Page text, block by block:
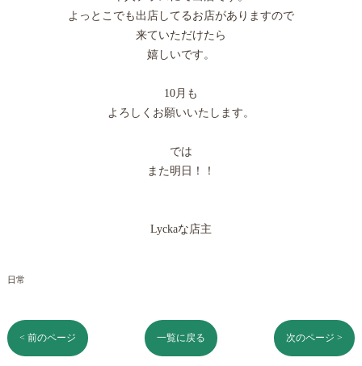
よっとこでも出店してるお店がありますので
来ていただけたら
嬉しいです。
10月も
よろしくお願いいたします。
では
また明日！！
Lyckaな店主
日常
< 前のページ 一覧に戻る 次のページ >